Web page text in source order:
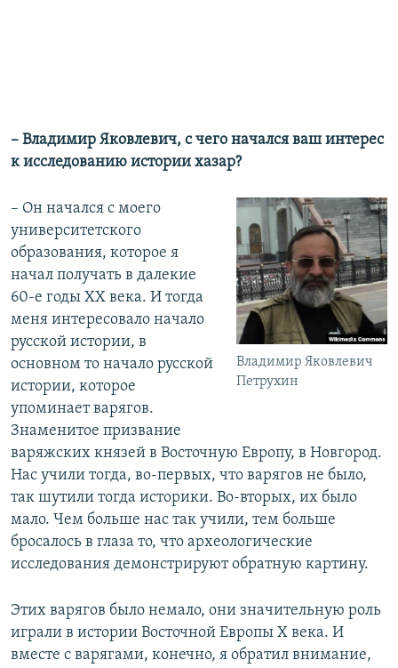
– Владимир Яковлевич, с чего начался ваш интерес
к исследованию истории хазар?
Владимир Яковлевич
Петрухин
– Он начался с моего
университетского
образования, которое я
начал получать в далекие
60-е годы XX века. И тогда
меня интересовало начало
русской истории, в
основном то начало русской
истории, которое
упоминает варягов.
Знаменитое призвание
варяжских князей в Восточную Европу, в Новгород.
Нас учили тогда, во-первых, что варягов не было,
так шутили тогда историки. Во-вторых, их было
мало. Чем больше нас так учили, тем больше
бросалось в глаза то, что археологические
исследования демонстрируют обратную картину.
Этих варягов было немало, они значительную роль
играли в истории Восточной Европы X века. И
вместе с варягами, конечно, я обратил внимание,